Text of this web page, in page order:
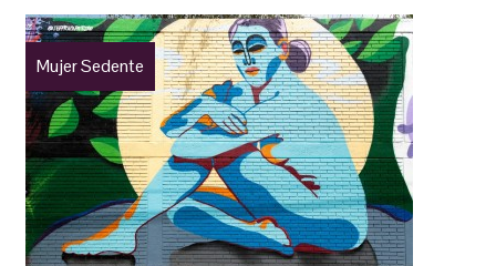
Mujer Sedente